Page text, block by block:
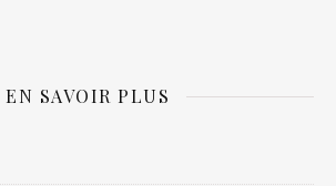
EN SAVOIR PLUS